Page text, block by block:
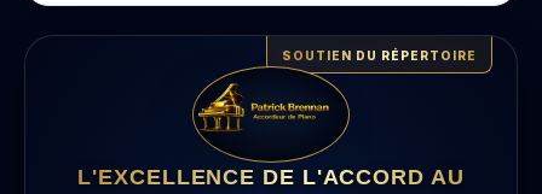
SOUTIEN DU RÉPERTOIRE
L'EXCELLENCE DE L'ACCORD AU